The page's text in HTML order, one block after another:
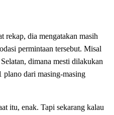
rekap, dia mengatakan masih
permintaan tersebut. Misal
dimana mesti dilakukan
dari masing-masing
itu, enak. Tapi sekarang kalau